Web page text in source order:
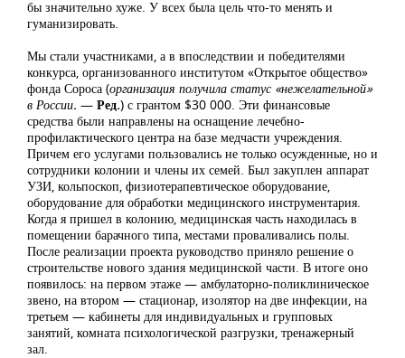
бы значительно хуже. У всех была цель что-то менять и
гуманизировать.
Мы стали участниками, а в впоследствии и победителями
конкурса, организованного институтом «Открытое общество»
фонда Сороса (организация получила статус «нежелательной»
в России. — Ред.) с грантом $30 000. Эти финансовые
средства были направлены на оснащение лечебно-
профилактического центра на базе медчасти учреждения.
Причем его услугами пользовались не только осужденные, но и
сотрудники колонии и члены их семей. Был закуплен аппарат
УЗИ, кольпоскоп, физиотерапевтическое оборудование,
оборудование для обработки медицинского инструментария.
Когда я пришел в колонию, медицинская часть находилась в
помещении барачного типа, местами проваливались полы.
После реализации проекта руководство приняло решение о
строительстве нового здания медицинской части. В итоге оно
появилось: на первом этаже — амбулаторно-поликлиническое
звено, на втором — стационар, изолятор на две инфекции, на
третьем — кабинеты для индивидуальных и групповых
занятий, комната психологической разгрузки, тренажерный
зал.